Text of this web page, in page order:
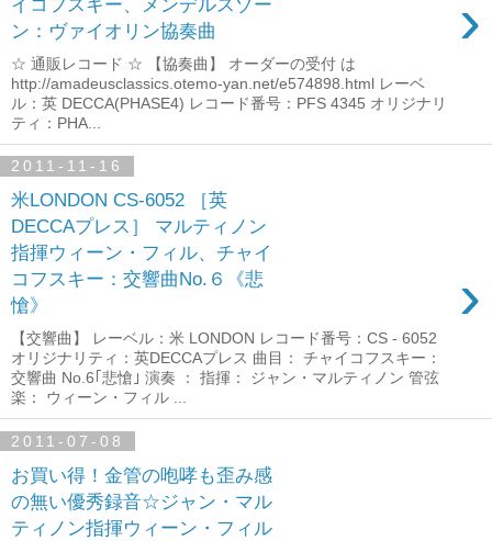
イコフスキー、メンデルスゾー
ン：ヴァイオリン協奏曲
›
☆ 通販レコード ☆ 【協奏曲】 オーダーの受付 は
http://amadeusclassics.otemo-yan.net/e574898.html レーベ
ル：英 DECCA(PHASE4) レコード番号：PFS 4345 オリジナリ
ティ：PHA...
2011-11-16
米LONDON CS-6052 ［英
DECCAプレス］ マルティノン
指揮ウィーン・フィル、チャイ
コフスキー：交響曲No.６《悲
愴》
›
【交響曲】 レーベル：米 LONDON レコード番号：CS - 6052
オリジナリティ：英DECCAプレス 曲目： チャイコフスキー：
交響曲 No.6｢悲愴｣ 演奏 ： 指揮： ジャン・マルティノン 管弦
楽： ウィーン・フィル ...
2011-07-08
お買い得！金管の咆哮も歪み感
の無い優秀録音☆ジャン・マル
ティノン指揮ウィーン・フィル